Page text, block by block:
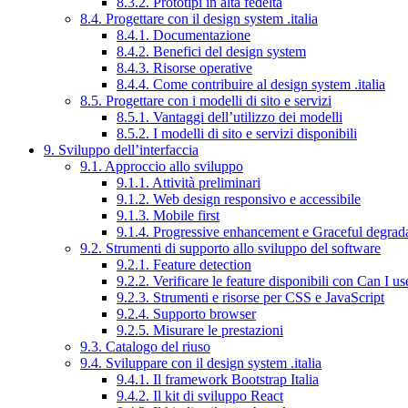
8.4. Progettare con il design system .italia
8.4.1. Documentazione
8.4.2. Benefici del design system
8.4.3. Risorse operative
8.4.4. Come contribuire al design system .italia
8.5. Progettare con i modelli di sito e servizi
8.5.1. Vantaggi dell’utilizzo dei modelli
8.5.2. I modelli di sito e servizi disponibili
9. Sviluppo dell’interfaccia
9.1. Approccio allo sviluppo
9.1.1. Attività preliminari
9.1.2. Web design responsivo e accessibile
9.1.3. Mobile first
9.1.4. Progressive enhancement e Graceful
9.2. Strumenti di supporto allo sviluppo del software
9.2.1. Feature detection
9.2.2. Verificare le feature disponibili con Can I
9.2.3. Strumenti e risorse per CSS e JavaScript
9.2.4. Supporto browser
9.2.5. Misurare le prestazioni
9.3. Catalogo del riuso
9.4. Sviluppare con il design system .italia
9.4.1. Il framework Bootstrap Italia
9.4.2. Il kit di sviluppo React